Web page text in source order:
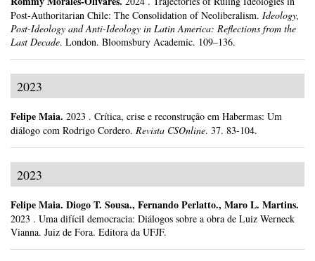
Post-Authoritarian Chile: The Consolidation of Neoliberalism. Ideology,
Post-Ideology and Anti-Ideology in Latin America: Reflections from the
Last Decade. London. Bloomsbury Academic. 109–136.
2023
Felipe Maia. 2023 . Crítica, crise e reconstrução em Habermas: Um
diálogo com Rodrigo Cordero. Revista CSOnline. 37. 83-104.
2023
Felipe Maia. Diogo T. Sousa., Fernando Perlatto., Maro L. Martins.
2023 . Uma difícil democracia: Diálogos sobre a obra de Luiz Werneck
Vianna. Juiz de Fora. Editora da UFJF.